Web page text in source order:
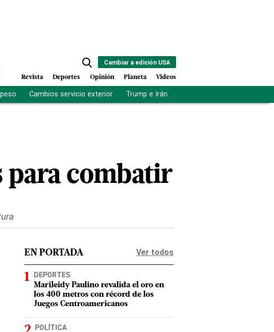
Cambiar a edición USA
Revista Deportes Opinión Planeta Videos
Cambios servicio exterior Trump e Irán
para combatir
EN PORTADA Ver todos
DEPORTES
Marileidy Paulino revalida el oro en
los 400 metros con récord de los
Juegos Centroamericanos
POLÍTICA